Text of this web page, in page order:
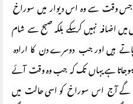
جس وقت سے وہ اس دیوار میں سوراخ
اضافہ نہیں کرسکے بلکہ صبح سے شام
ہیں اور جب دوسرے دن کا ارادہ
ہوجاتا ہے یہاں تک کہ جب وہ وقت آئے
گے آج اس سوراخ کو اسی حالت میں